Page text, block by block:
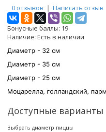
0 отзывов | Написать отзыв
Бонусные баллы: 19
Наличие: Есть в наличии
Диаметр - 32 см
Диаметр - 35 см
Диаметр - 25 см
Моцарелла, голландский,
Доступные варианты
Выбрать диаметр пиццы